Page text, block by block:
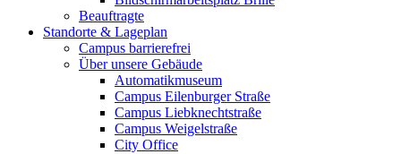
Beauftragte
Standorte & Lageplan
Campus barrierefrei
Über unsere Gebäude
Automatikmuseum
Campus Eilenburger Straße
Campus Liebknechtstraße
Campus Weigelstraße
City Office